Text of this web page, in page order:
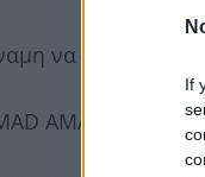
If
να αλλάξουμε…
AMAR